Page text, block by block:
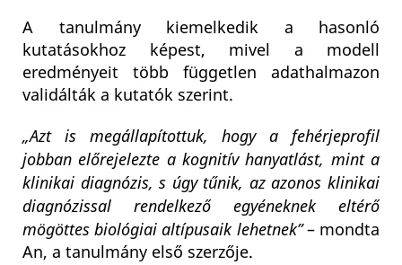
A tanulmány kiemelkedik a hasonló
kutatásokhoz képest, mivel a modell
eredményeit több független adathalmazon
validálták a kutatók szerint.
„Azt is megállapítottuk, hogy a fehérjeprofil
jobban előrejelezte a kognitív hanyatlást, mint a
klinikai diagnózis, s úgy tűnik, az azonos klinikai
diagnózissal rendelkező egyéneknek eltérő
mögöttes biológiai altípusaik lehetnek”– mondta
An, a tanulmány első szerzője.